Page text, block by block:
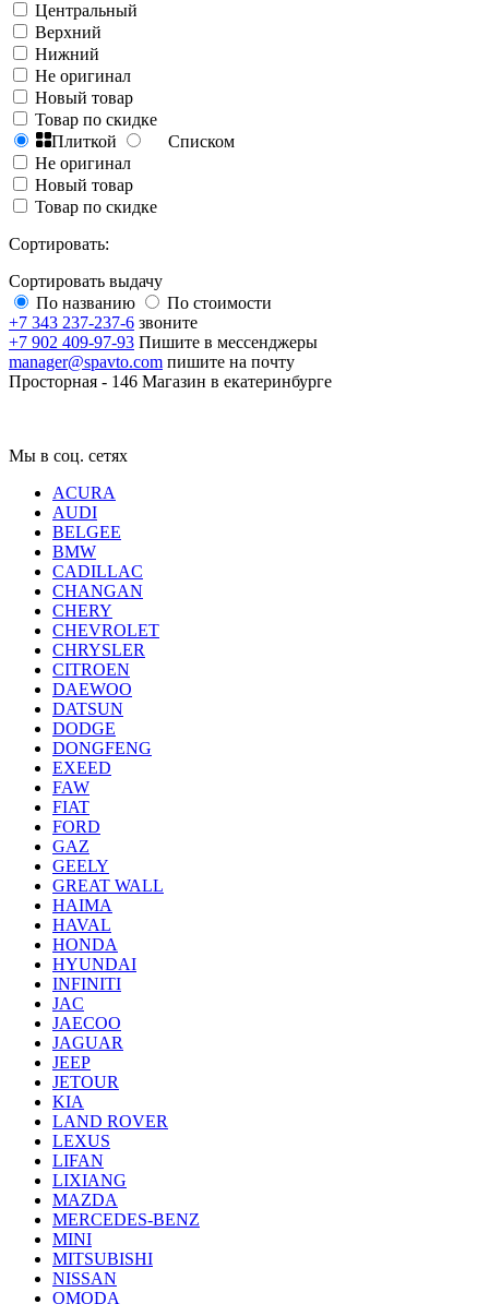
Центральный
Верхний
Нижний
Не оригинал
Новый товар
Товар по скидке
Плиткой
Списком
Не оригинал
Новый товар
Товар по скидке
Сортировать:
Сортировать выдачу
По названию
По стоимости
+7 343 237-237-6 звоните
+7 902 409-97-93 Пишите в мессенджеры
manager@spavto.com пишите на почту
Просторная - 146 Магазин в екатеринбурге
Мы в соц. сетях
ACURA
AUDI
BELGEE
BMW
CADILLAC
CHANGAN
CHERY
CHEVROLET
CHRYSLER
CITROEN
DAEWOO
DATSUN
DODGE
DONGFENG
EXEED
FAW
FIAT
FORD
GAZ
GEELY
GREAT WALL
HAIMA
HAVAL
HONDA
HYUNDAI
INFINITI
JAC
JAECOO
JAGUAR
JEEP
JETOUR
KIA
LAND ROVER
LEXUS
LIFAN
LIXIANG
MAZDA
MERCEDES-BENZ
MINI
MITSUBISHI
NISSAN
OMODA